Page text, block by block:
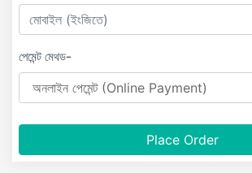
পেমেন্ট মেথড-
Place Order